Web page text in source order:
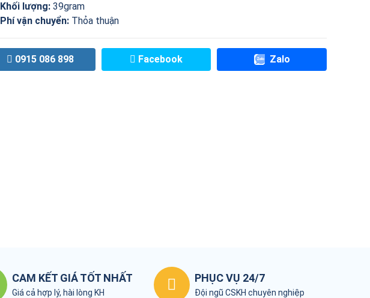
Khối lượng: 39gram
Phí vận chuyển: Thỏa thuận
0915 086 898 Facebook Zalo
CAM KẾT GIÁ TỐT NHẤT
Giá cả hợp lý, hài lòng KH
PHỤC VỤ 24/7
Đội ngũ CSKH chuyên nghiệp